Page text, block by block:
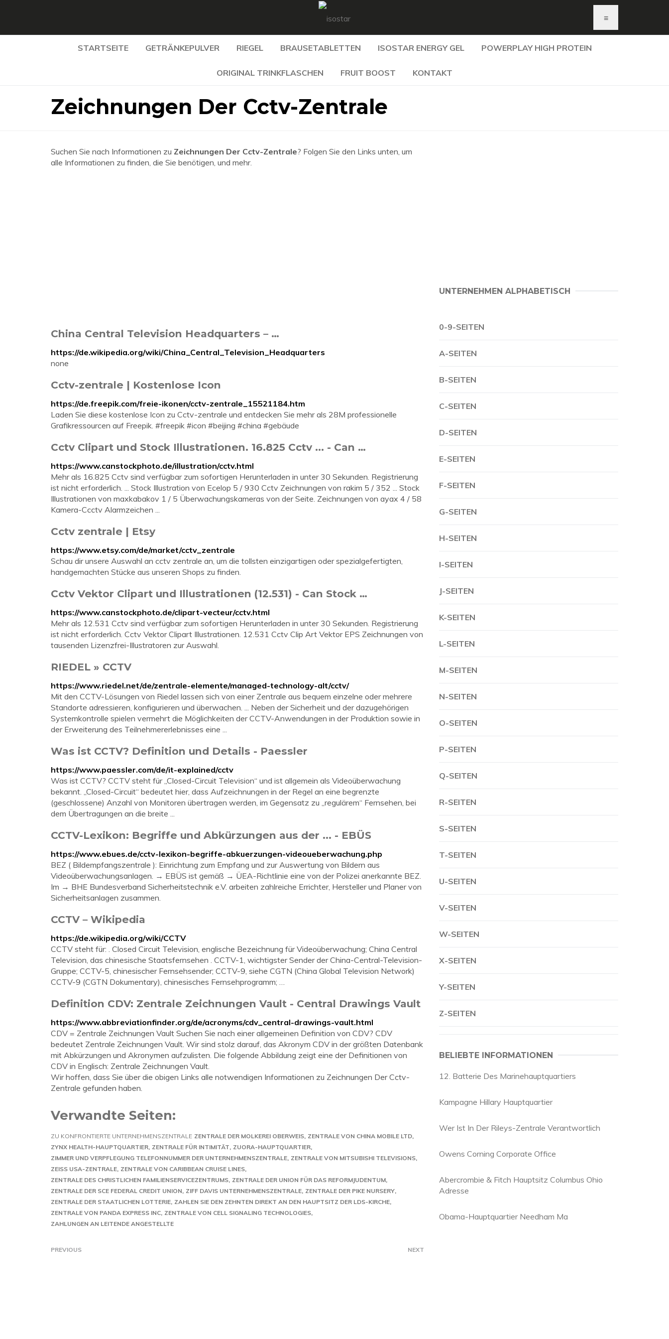
≡
STARTSEITE GETRÄNKEPULVER RIEGEL BRAUSETABLETTEN ISOSTAR ENERGY GEL POWERPLAY HIGH PROTEIN
ORIGINAL TRINKFLASCHEN FRUIT BOOST KONTAKT
Zeichnungen Der Cctv-Zentrale
Suchen Sie nach Informationen zu Zeichnungen Der Cctv-Zentrale? Folgen Sie den Links unten, um
alle Informationen zu finden, die Sie benötigen, und mehr.
China Central Television Headquarters – …
https://de.wikipedia.org/wiki/China_Central_Television_Headquarters
none
Cctv-zentrale | Kostenlose Icon
https://de.freepik.com/freie-ikonen/cctv-zentrale_15521184.htm
Laden Sie diese kostenlose Icon zu Cctv-zentrale und entdecken Sie mehr als 28M professionelle
Grafikressourcen auf Freepik. #freepik #icon #beijing #china #gebäude
Cctv Clipart und Stock Illustrationen. 16.825 Cctv ... - Can …
https://www.canstockphoto.de/illustration/cctv.html
Mehr als 16.825 Cctv sind verfügbar zum sofortigen Herunterladen in unter 30 Sekunden. Registrierung
ist nicht erforderlich. ... Stock Illustration von Ecelop 5 / 930 Cctv Zeichnungen von rakim 5 / 352 ... Stock
Illustrationen von maxkabakov 1 / 5 Überwachungskameras von der Seite. Zeichnungen von ayax 4 / 58
Kamera-Ccctv Alarmzeichen ...
Cctv zentrale | Etsy
https://www.etsy.com/de/market/cctv_zentrale
Schau dir unsere Auswahl an cctv zentrale an, um die tollsten einzigartigen oder spezialgefertigten,
handgemachten Stücke aus unseren Shops zu finden.
Cctv Vektor Clipart und Illustrationen (12.531) - Can Stock …
https://www.canstockphoto.de/clipart-vecteur/cctv.html
Mehr als 12.531 Cctv sind verfügbar zum sofortigen Herunterladen in unter 30 Sekunden. Registrierung
ist nicht erforderlich. Cctv Vektor Clipart Illustrationen. 12.531 Cctv Clip Art Vektor EPS Zeichnungen von
tausenden Lizenzfrei-Illustratoren zur Auswahl.
RIEDEL » CCTV
https://www.riedel.net/de/zentrale-elemente/managed-technology-alt/cctv/
Mit den CCTV-Lösungen von Riedel lassen sich von einer Zentrale aus bequem einzelne oder mehrere
Standorte adressieren, konfigurieren und überwachen. ... Neben der Sicherheit und der dazugehörigen
Systemkontrolle spielen vermehrt die Möglichkeiten der CCTV-Anwendungen in der Produktion sowie in
der Erweiterung des Teilnehmererlebnisses eine ...
Was ist CCTV? Definition und Details - Paessler
https://www.paessler.com/de/it-explained/cctv
Was ist CCTV? CCTV steht für „Closed-Circuit Television“ und ist allgemein als Videoüberwachung
bekannt. „Closed-Circuit“ bedeutet hier, dass Aufzeichnungen in der Regel an eine begrenzte
(geschlossene) Anzahl von Monitoren übertragen werden, im Gegensatz zu „regulärem“ Fernsehen, bei
dem Übertragungen an die breite ...
CCTV-Lexikon: Begriffe und Abkürzungen aus der ... - EBÜS
https://www.ebues.de/cctv-lexikon-begriffe-abkuerzungen-videoueberwachung.php
BEZ ( Bildempfangszentrale ): Einrichtung zum Empfang und zur Auswertung von Bildern aus
Videoüberwachungsanlagen. → EBÜS ist gemäß → ÜEA-Richtlinie eine von der Polizei anerkannte BEZ.
Im → BHE Bundesverband Sicherheitstechnik e.V. arbeiten zahlreiche Errichter, Hersteller und Planer von
Sicherheitsanlagen zusammen.
CCTV – Wikipedia
https://de.wikipedia.org/wiki/CCTV
CCTV steht für: . Closed Circuit Television, englische Bezeichnung für Videoüberwachung; China Central
Television, das chinesische Staatsfernsehen . CCTV-1, wichtigster Sender der China-Central-Television-
Gruppe; CCTV-5, chinesischer Fernsehsender; CCTV-9, siehe CGTN (China Global Television Network)
CCTV-9 (CGTN Dokumentary), chinesisches Fernsehprogramm; …
Definition CDV: Zentrale Zeichnungen Vault - Central Drawings Vault
https://www.abbreviationfinder.org/de/acronyms/cdv_central-drawings-vault.html
CDV = Zentrale Zeichnungen Vault Suchen Sie nach einer allgemeinen Definition von CDV? CDV
bedeutet Zentrale Zeichnungen Vault. Wir sind stolz darauf, das Akronym CDV in der größten Datenbank
mit Abkürzungen und Akronymen aufzulisten. Die folgende Abbildung zeigt eine der Definitionen von
CDV in Englisch: Zentrale Zeichnungen Vault.
Wir hoffen, dass Sie über die obigen Links alle notwendigen Informationen zu Zeichnungen Der Cctv-
Zentrale gefunden haben.
Verwandte Seiten:
ZU KONFRONTIERTE UNTERNEHMENSZENTRALE ZENTRALE DER MOLKEREI OBERWEIS ZENTRALE VON CHINA MOBILE LTD
ZYNX HEALTH-HAUPTQUARTIER ZENTRALE FÜR INTIMITÄT ZUORA-HAUPTQUARTIER
ZIMMER UND VERPFLEGUNG TELEFONNUMMER DER UNTERNEHMENSZENTRALE ZENTRALE VON MITSUBISHI TELEVISIONS
ZEISS USA-ZENTRALE ZENTRALE VON CARIBBEAN CRUISE LINES
ZENTRALE DES CHRISTLICHEN FAMILIENSERVICEZENTRUMS ZENTRALE DER UNION FÜR DAS REFORMJUDENTUM
ZENTRALE DER SCE FEDERAL CREDIT UNION ZIFF DAVIS UNTERNEHMENSZENTRALE ZENTRALE DER PIKE NURSERY
ZENTRALE DER STAATLICHEN LOTTERIE ZAHLEN SIE DEN ZEHNTEN DIREKT AN DEN HAUPTSITZ DER LDS-KIRCHE
ZENTRALE VON PANDA EXPRESS INC ZENTRALE VON CELL SIGNALING TECHNOLOGIES
ZAHLUNGEN AN LEITENDE ANGESTELLTE
PREVIOUS NEXT
UNTERNEHMEN ALPHABETISCH
0-9-SEITEN
A-SEITEN
B-SEITEN
C-SEITEN
D-SEITEN
E-SEITEN
F-SEITEN
G-SEITEN
H-SEITEN
I-SEITEN
J-SEITEN
K-SEITEN
L-SEITEN
M-SEITEN
N-SEITEN
O-SEITEN
P-SEITEN
Q-SEITEN
R-SEITEN
S-SEITEN
T-SEITEN
U-SEITEN
V-SEITEN
W-SEITEN
X-SEITEN
Y-SEITEN
Z-SEITEN
BELIEBTE INFORMATIONEN
12. Batterie Des Marinehauptquartiers
Kampagne Hillary Hauptquartier
Wer Ist In Der Rileys-Zentrale Verantwortlich
Owens Corning Corporate Office
Abercrombie & Fitch Hauptsitz Columbus Ohio
Adresse
Obama-Hauptquartier Needham Ma